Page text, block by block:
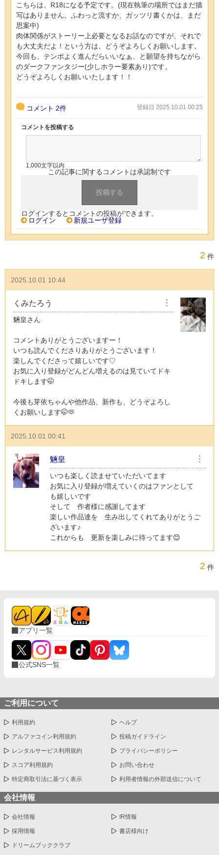
こちらは、R18になる予定です。(現在執筆の場所ではまだ描
写はありません。ふわっと流すか、ガッツリ書くかは、まだ
思案中)
肉体関係がストーリー上必要となるお話なのですが、それで
も大丈夫だよ！という方は、どうぞよろしくお願いします。
今回も、テンポよく進んだらいいなぁ、と願望を持ちながら
のダークファンタジー(少しホラー要素あり)です。
どうぞよろしくお願いいたします！！
コメント 2件 登録日 2025.10.01 00:25
コメントを投稿する
1,000文字以内
この記事に関するコメントは承認制です
ログインするとコメントの投稿ができます。
ログイン
新規ユーザ登録
2 件
2025.10.01 10:44
くみたろう ︙
魎皇さん
コメントありがとうございますー！
いつも読んでくださりありがとうございます！
楽しんでくださって嬉しいです♡
お気に入り登録がどんどん増えるのは見ていてドキ
ドキします🤭
今後も芽依ちゃんや他作品、新作も、どうぞよろし
くお願いします🤭🫶
2025.10.01 00:41
魎皇 ︙
いつも楽しく読ませていただいてます
お気に入り登録が増えていくのはファンとして
も嬉しいです
そして 作者様に感謝してます
楽しい作品達を 生み出してくれてありがとうご
ざいます♪
これからも 更新を楽しみに待ってます😊
2 件
アプリ一覧
公式SNS一覧
ご利用について
利用規約 ヘルプ
アルファコイン利用規約 投稿ガイドライン
レンタルサービス利用規約 プライバシーポリシー
スコア利用規約 お問い合わせ
特定商取引法に基づく表示 利用者情報の外部送信について
会社情報
会社情報 IR情報
採用情報 書店様向け
ドリームブッククラブ